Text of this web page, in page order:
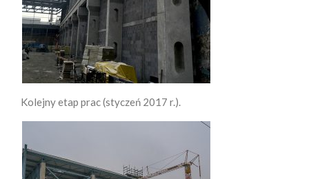
Kolejny etap prac (styczeń 2017 r.).